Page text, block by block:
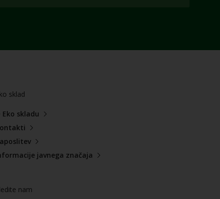
sklad
Eko skladu
javnega značaja
nam